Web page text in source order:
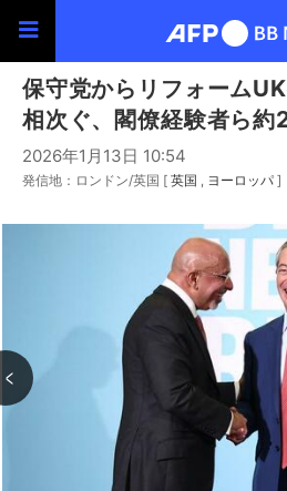
保守党からリフォーム
相次ぐ、閣僚経験者ら約
2026年1月13日 10:54
発信地：ロンドン/英国 [ 英国 ヨーロッパ ]